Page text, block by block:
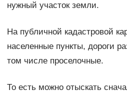
нужный участок земли.
На публичной кадастровой
населенные пункты, дороги
том числе проселочные.
То есть можно отыскать